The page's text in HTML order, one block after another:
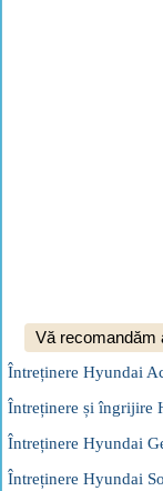
Vă recomandăm
Întreținere Hyundai
Întreținere și îngrijire
Întreținere Hyundai
Întreținere Hyundai